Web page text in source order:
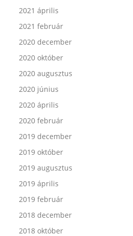
2021 április
2021 február
2020 december
2020 október
2020 augusztus
2020 június
2020 április
2020 február
2019 december
2019 október
2019 augusztus
2019 április
2019 február
2018 december
2018 október